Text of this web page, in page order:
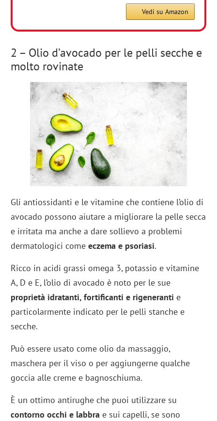
Vedi su Amazon
2 – Olio d’avocado per le pelli secche e
molto rovinate
Gli antiossidanti e le vitamine che contiene l’olio di
avocado possono aiutare a migliorare la pelle secca
e irritata ma anche a dare sollievo a problemi
dermatologici comeeczema e psoriasi.
Ricco in acidi grassi omega 3, potassio e vitamine
A, D e E, l’olio di avocado è noto per le sue
proprietà idratanti, fortificanti e rigeneranti e
particolarmente indicato per le pelli stanche e
secche.
Può essere usato come olio da massaggio,
maschera per il viso o per aggiungerne qualche
goccia alle creme e bagnoschiuma.
È un ottimo antirughe che puoi utilizzare su
contorno occhi e labbra e sui capelli, se sono